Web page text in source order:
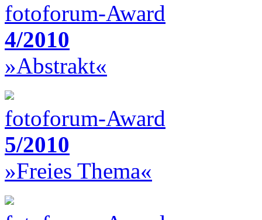
fotoforum-Award
4/2010
»Abstrakt«
fotoforum-Award
5/2010
»Freies Thema«